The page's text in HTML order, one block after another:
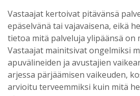
Vastaajat kertoivat pitävänsä
epäselvänä tai vajavaisena, eikä
tietoa mitä palveluja ylipäänsä on
Vastaajat mainitsivat ongelmiksi
apuvälineiden ja avustajien
arjessa pärjäämisen vaikeuden,
arvioitu terveemmiksi kuin mitä